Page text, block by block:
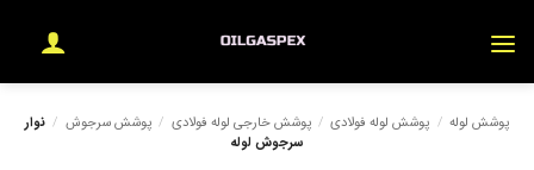
پوشش لوله / پوشش لوله فولادی / پوشش خارجی لوله فولادی / پوشش سرجوش / نوار
سرجوش لوله